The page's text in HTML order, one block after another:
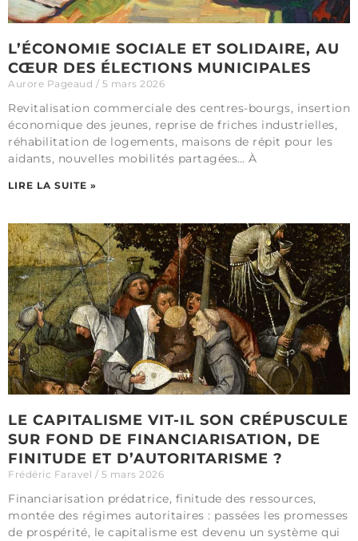
L’ÉCONOMIE SOCIALE ET SOLIDAIRE, AU
CŒUR DES ÉLECTIONS MUNICIPALES
Aurore Pageaud 5 mars 2026
Revitalisation commerciale des centres-bourgs, insertion
économique des jeunes, reprise de friches industrielles,
réhabilitation de logements, maisons de répit pour les
aidants, nouvelles mobilités partagées… À
LIRE LA SUITE »
LE CAPITALISME VIT-IL SON CRÉPUSCULE
SUR FOND DE FINANCIARISATION, DE
FINITUDE ET D’AUTORITARISME ?
Frédéric Faravel 5 mars 2026
Financiarisation prédatrice, finitude des ressources,
montée des régimes autoritaires : passées les promesses
de prospérité, le capitalisme est devenu un système qui